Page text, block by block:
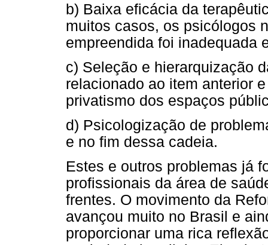
b) Baixa eficácia da
muitos casos, os psicólogos
empreendida foi inadequada
c) Seleção e hierarquização
relacionado ao item anterior
privatismo dos espaços
d) Psicologização de
e no fim dessa cadeia.
Estes e outros problemas já
profissionais da área de
frentes. O movimento da
avançou muito no Brasil e
proporcionar uma rica